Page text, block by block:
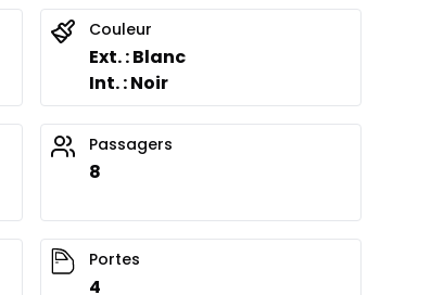
Couleur
Ext. : Blanc
Int. : Noir
Passagers
8
Portes
4